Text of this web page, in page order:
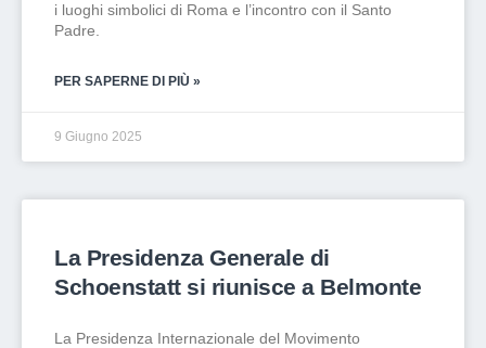
i luoghi simbolici di Roma e l’incontro con il Santo
Padre.
PER SAPERNE DI PIÙ »
9 Giugno 2025
La Presidenza Generale di
Schoenstatt si riunisce a Belmonte
La Presidenza Internazionale del Movimento